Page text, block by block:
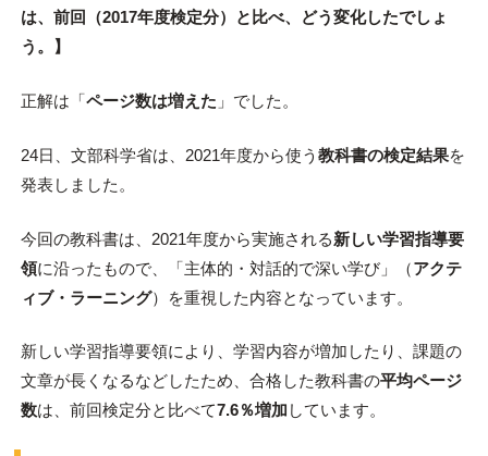
は、前回（2017年度検定分）と比べ、どう変化したでしょ
う。】
正解は「ページ数は増えた 」でした。
24日、文部科学省は、2021年度から使う 教科書の検定結果を
発表しました。
今回の教科書は、2021年度から実施される新しい学習指導要
領に沿ったもので、「主体的・対話的で深い学び」（アクテ
ィブ・ラーニング）を重視した内容となっています。
新しい学習指導要領により、学習内容が増加したり、課題の
文章が長くなるなどしたため、合格した教科書の平均ページ
数は、前回検定分と比べて7.6％増加 しています。